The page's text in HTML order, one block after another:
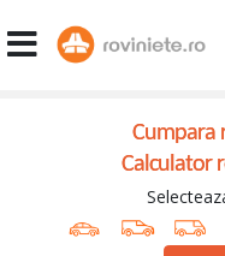
Cumpara
Calculator